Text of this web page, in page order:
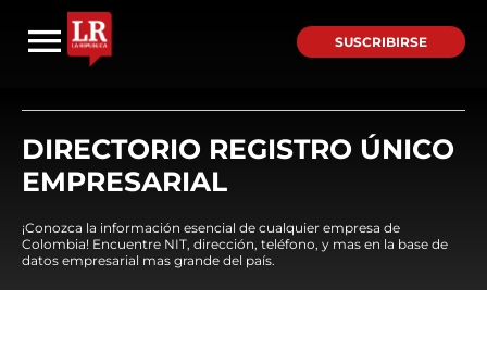
SUSCRIBIRSE
DIRECTORIO REGISTRO ÚNICO
EMPRESARIAL
¡Conozca la información esencial de cualquier empresa de
Colombia! Encuentre NIT, dirección, teléfono, y mas en la base de
datos empresarial mas grande del país.